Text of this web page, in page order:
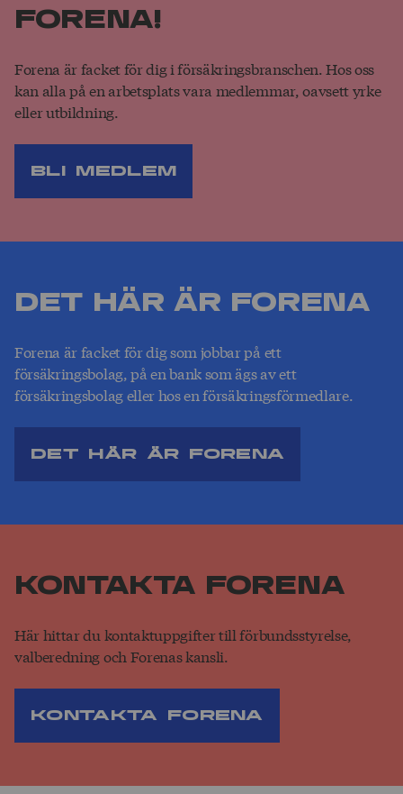
Forena!
Forena är facket för dig i försäkringsbranschen. Hos oss
kan alla på en arbetsplats vara medlemmar, oavsett yrke
eller utbildning.
Bli medlem
Det här är Forena
Forena är facket för dig som jobbar på ett
försäkringsbolag, på en bank som ägs av ett
försäkringsbolag eller hos en försäkringsförmedlare.
Det här är Forena
Kontakta Forena
Här hittar du kontaktuppgifter till förbundsstyrelse,
valberedning och Forenas kansli.
Kontakta Forena